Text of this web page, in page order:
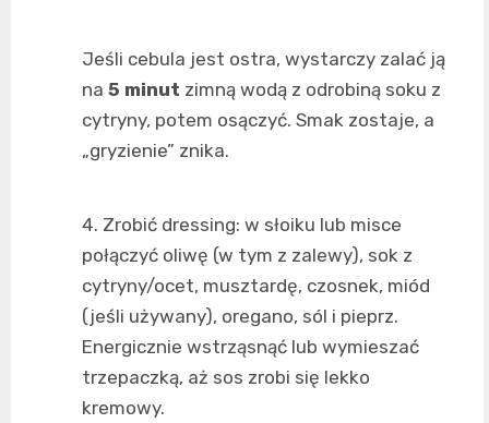
Jeśli cebula jest ostra, wystarczy zalać ją
na 5 minut zimną wodą z odrobiną soku z
cytryny, potem osączyć. Smak zostaje, a
„gryzienie” znika.
Zrobić dressing: w słoiku lub misce
połączyć oliwę (w tym z zalewy), sok z
cytryny/ocet, musztardę, czosnek, miód
(jeśli używany), oregano, sól i pieprz.
Energicznie wstrząsnąć lub wymieszać
trzepaczką, aż sos zrobi się lekko
kremowy.